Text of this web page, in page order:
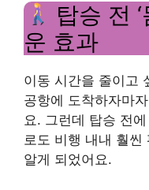
탑승 전
운 효과
이동 시간을 줄이고
공항에 도착하자마
요. 그런데 탑승 전
로도 비행 내내 훨씬
알게 되었어요.